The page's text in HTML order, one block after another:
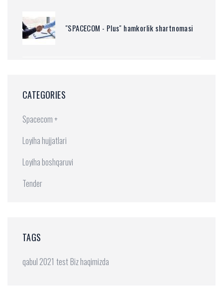
"SPACECOM - Plus" hamkorlik shartnomasi
CATEGORIES
Spacecom +
Loyiha hujjatlari
Loyiha boshqaruvi
Tender
TAGS
qabul 2021 test Biz haqimizda